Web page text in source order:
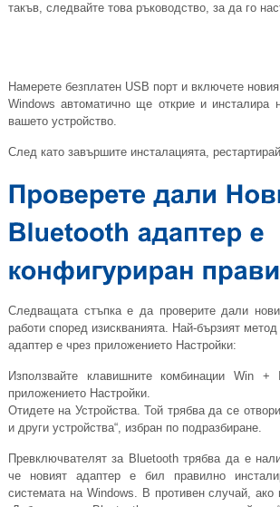
такъв, следвайте това ръководство, за да го
Намерете безплатен USB порт и включете
Windows автоматично ще открие и инсталира
вашето устройство.
След като завършите инсталацията,
Следващата стъпка е да проверите дали
работи според изискванията. Най-бързият
адаптер е чрез приложението Настройки:
Използвайте клавишните комбинации Win
приложението Настройки.
Отидете на Устройства. Той трябва да се
и други устройства“, избран по подразбиране.
Превключвателят за Bluetooth трябва да е
че новият адаптер е бил правилно
системата на Windows. В противен случай,